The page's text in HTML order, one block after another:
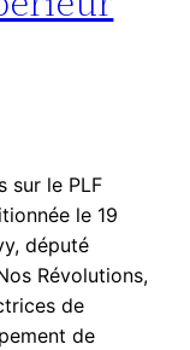
sur le PLF
le 19
député
Révolutions,
de
de